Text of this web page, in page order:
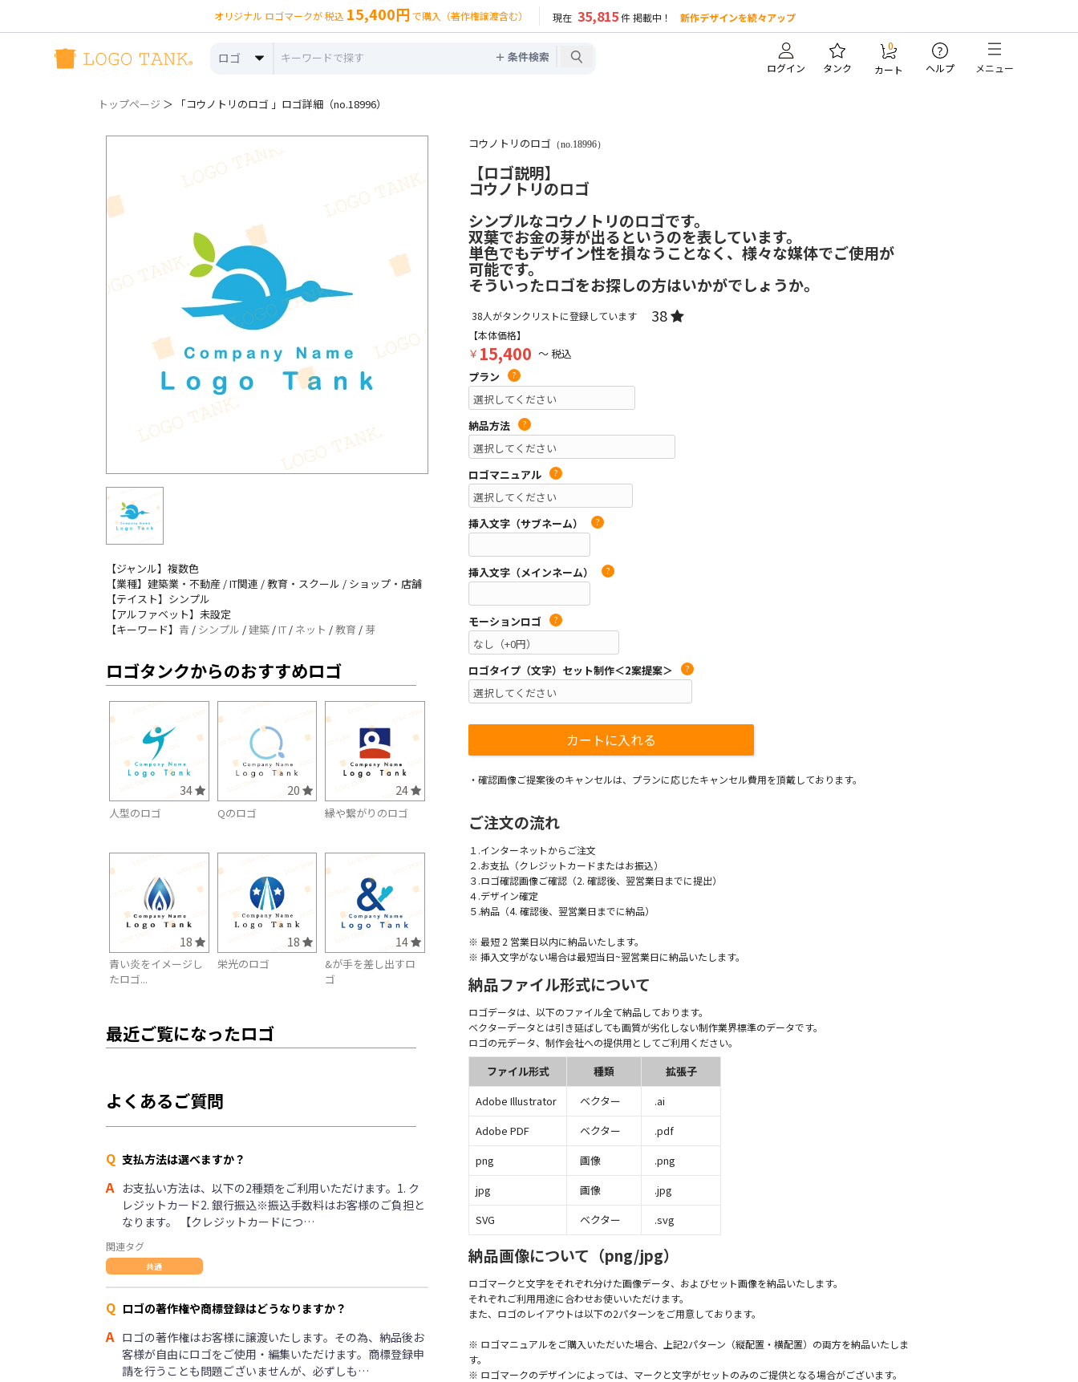
オリジナル ロゴマークが 税込 15,400円 で購入（著作権譲渡含む） 現在 35,815件 掲載中！ 新作デザインを続々アップ
ロゴ ＋ 条件検索
ログイン タンク
0
カート
?
ヘルプ メニュー
トップページ ＞ 「コウノトリのロゴ 」ロゴ詳細（no.18996）
【ジャンル】複数色
【業種】建築業・不動産 / IT関連 / 教育・スクール / ショップ・店舗
【テイスト】シンプル
【アルファベット】未設定
【キーワード】 青 / シンプル /建築 /IT / ネット / 教育 / 芽
ロゴタンクからのおすすめロゴ
34
人型のロゴ
20
Qのロゴ
24
縁や繋がりのロゴ
18
青い炎をイメージし
たロゴ...
18
栄光のロゴ
14
&が手を差し出すロ
ゴ
最近ご覧になったロゴ
よくあるご質問
Q 支払方法は選べますか？
A お支払い方法は、以下の2種類をご利用いただけます。1. ク
レジットカード2. 銀行振込※振込手数料はお客様のご負担と
なります。 【クレジットカードにつ…
関連タグ
共通
Q ロゴの著作権や商標登録はどうなりますか？
A ロゴの著作権はお客様に譲渡いたします。その為、納品後お
客様が自由にロゴをご使用・編集いただけます。商標登録申
請を行うことも問題ございませんが、必ずしも…
コウノトリのロゴ （no.18996）
【ロゴ説明】
コウノトリのロゴ
シンプルなコウノトリのロゴです。
双葉でお金の芽が出るというのを表しています。
単色でもデザイン性を損なうことなく、様々な媒体でご使用が
可能です。
そういったロゴをお探しの方はいかがでしょうか。
38人がタンクリストに登録しています 38
【本体価格】
￥ 15,400 ～ 税込
プラン
?
納品方法 ?
ロゴマニュアル ?
挿入文字（サブネーム） ?
挿入文字（メインネーム） ?
モーションロゴ ?
ロゴタイプ（文字）セット制作＜2案提案＞ ?
・確認画像ご提案後のキャンセルは、プランに応じたキャンセル費用を頂戴しております。
ご注文の流れ
１.インターネットからご注文
２.お支払（クレジットカードまたはお振込）
３.ロゴ確認画像ご確認（2. 確認後、翌営業日までに提出）
４.デザイン確定
５.納品（4. 確認後、翌営業日までに納品）
※ 最短 2 営業日以内に納品いたします。
※ 挿入文字がない場合は最短当日~翌営業日に納品いたします。
納品ファイル形式について
ロゴデータは、以下のファイル全て納品しております。
ベクターデータとは引き延ばしても画質が劣化しない制作業界標準のデータです。
ロゴの元データ、制作会社への提供用としてご利用ください。
ファイル形式 種類
拡張子
Adobe Illustrator
ベクター
.ai
Adobe PDF
ベクター
.pdf
png
画像
.png
jpg
画像
.jpg
SVG
ベクター .svg
納品画像について（png/jpg）
ロゴマークと文字をそれぞれ分けた画像データ、およびセット画像を納品いたします。
それぞれご利用用途に合わせお使いいただけます。
また、ロゴのレイアウトは以下の2パターンをご用意しております。
※ ロゴマニュアルをご購入いただいた場合、上記2パターン（縦配置・横配置）の両方を納品いたしま
す。
※ ロゴマークのデザインによっては、マークと文字がセットのみのご提供となる場合がございます。